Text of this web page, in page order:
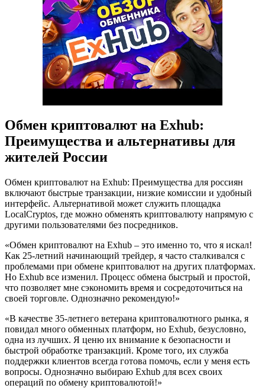
Обмен криптовалют на Exhub:
Преимущества и альтернативы для
жителей России
Обмен криптовалют на Exhub: Преимущества для россиян
включают быстрые транзакции, низкие комиссии и удобный
интерфейс. Альтернативой может служить площадка
LocalCryptos, где можно обменять криптовалюту напрямую с
другими пользователями без посредников.
«Обмен криптовалют на Exhub – это именно то, что я искал!
Как 25-летний начинающий трейдер, я часто сталкивался с
проблемами при обмене криптовалют на других платформах.
Но Exhub все изменил. Процесс обмена быстрый и простой,
что позволяет мне сэкономить время и сосредоточиться на
своей торговле. Однозначно рекомендую!»
«В качестве 35-летнего ветерана криптовалютного рынка, я
повидал много обменных платформ, но Exhub, безусловно,
одна из лучших. Я ценю их внимание к безопасности и
быстрой обработке транзакций. Кроме того, их служба
поддержки клиентов всегда готова помочь, если у меня есть
вопросы. Однозначно выбираю Exhub для всех своих
операций по обмену криптовалютой!»